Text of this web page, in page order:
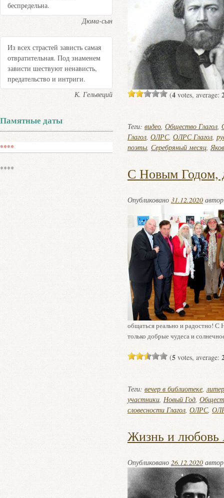
(4votes, average:
Теги: видео, Общество Глагол,
Глагол, ОЛРС, ОЛРС Глагол,
поэты, Серебряный месяц,
С Новым Годом,
Опубликовано 31.12.2020
общаться реально и радостно!
только добрые чудеса и
(5votes, average:
Теги: вечер в библиотеке,
участники, Новый Год,
словесности Глагол, ОЛРС,
Жизнь и любовь
Опубликовано 26.12.2020
беспредельна.
Дюма-сын
Из всех страстей зависть самая
отвратительная. Под знаменем
зависти шествуют ненависть,
предательство и интриги.
К. Гельвеций
Памятные даты
****
****